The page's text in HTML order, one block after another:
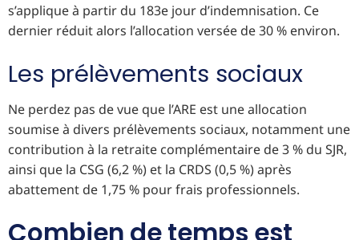
s’applique à partir du 183e jour d’indemnisation. Ce
dernier réduit alors l’allocation versée de 30 % environ.
Les prélèvements sociaux
Ne perdez pas de vue que l’ARE est une allocation
soumise à divers prélèvements sociaux, notamment une
contribution à la retraite complémentaire de 3 % du SJR,
ainsi que la CSG (6,2 %) et la CRDS (0,5 %) après
abattement de 1,75 % pour frais professionnels.
Combien de temps est